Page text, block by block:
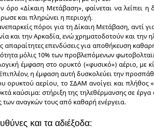
όρο «Δίκαιη Μετάβαση», φαίνεται να λείπει
και πληρώνει η περιοχή.
πόροι για τη Δίκαιη Μετάβαση, αντί
και την Αρκαδία, ενώ χρηματοδοτούν και την
απαραίτητες επενδύσεις για αποθήκευση
μόλις 10% των προβλεπόμενων
έμφαση στο ορυκτό («φυσικό») αέριο, με
η έμφαση αυτή δυσκολεύει την
ορυκτού αερίου, το ΣΔΑΜ ανοίγει και πλήθος
καύσιμα: στήριξη της τηλεθέρμανσης σε
των αναγκών τους από καθαρή ενέργεια.
και τα αδιέξοδα: